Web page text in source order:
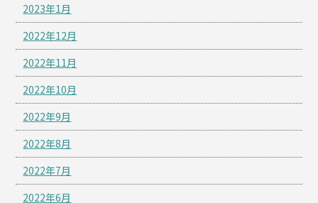
2023年1月
2022年12月
2022年11月
2022年10月
2022年9月
2022年8月
2022年7月
2022年6月